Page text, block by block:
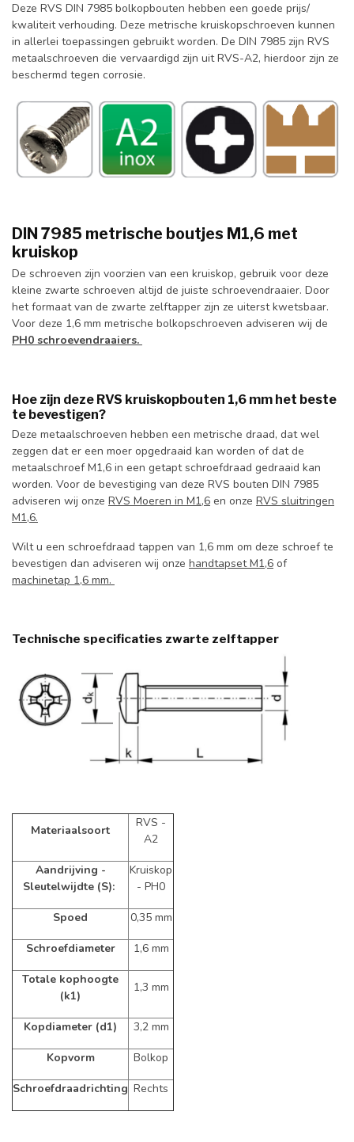
Deze RVS DIN 7985 bolkopbouten hebben een goede prijs/
kwaliteit verhouding. Deze metrische kruiskopschroeven kunnen
in allerlei toepassingen gebruikt worden. De DIN 7985 zijn RVS
metaalschroeven die vervaardigd zijn uit RVS-A2, hierdoor zijn ze
beschermd tegen corrosie.
DIN 7985 metrische boutjes M1,6 met
kruiskop
De schroeven zijn voorzien van een kruiskop, gebruik voor deze
kleine zwarte schroeven altijd de juiste schroevendraaier. Door
het formaat van de zwarte zelftapper zijn ze uiterst kwetsbaar.
Voor deze 1,6 mm metrische bolkopschroeven adviseren wij de
PH0 schroevendraaiers.
Hoe zijn deze RVS kruiskopbouten 1,6 mm het beste
te bevestigen?
Deze metaalschroeven hebben een metrische draad, dat wel
zeggen dat er een moer opgedraaid kan worden of dat de
metaalschroef M1,6 in een getapt schroefdraad gedraaid kan
worden. Voor de bevestiging van deze RVS bouten DIN 7985
adviseren wij onze RVS Moeren in M1,6 en onze RVS sluitringen
M1,6.
Wilt u een schroefdraad tappen van 1,6 mm om deze schroef te
bevestigen dan adviseren wij onze handtapset M1,6 of
machinetap 1,6 mm.
Technische specificaties zwarte zelftapper
Materiaalsoort
RVS -
A2
Aandrijving -
Sleutelwijdte (S):
Kruiskop
- PH0
Spoed 0,35 mm
Schroefdiameter 1,6 mm
Totale kophoogte
(k1)
1,3 mm
Kopdiameter (d1) 3,2 mm
Kopvorm Bolkop
Schroefdraadrichting Rechts